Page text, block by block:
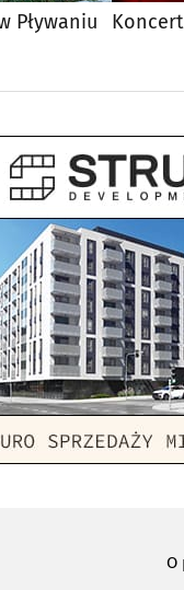
Pływaniu
O